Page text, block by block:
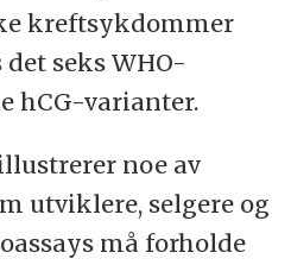
kreftsykdommer
seks WHO-
hCG-varianter.
noe av
utviklere, selgere og
må forholde